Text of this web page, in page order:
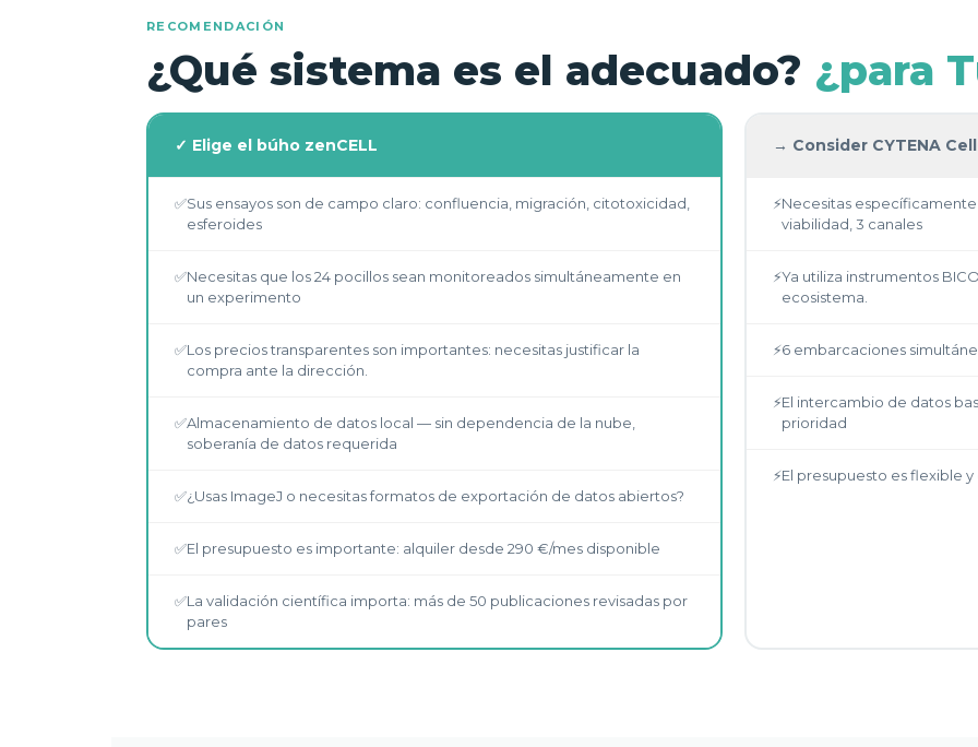
RECOMENDACIÓN
¿Qué sistema es el adecuado? ¿para
✓ Elige el búho zenCELL
✅Sus ensayos son de campo claro: confluencia, migración, citotoxicidad,
esferoides
✅Necesitas que los 24 pocillos sean monitoreados simultáneamente en
un experimento
✅Los precios transparentes son importantes: necesitas justificar la
compra ante la dirección.
✅Almacenamiento de datos local — sin dependencia de la nube,
soberanía de datos requerida
✅¿Usas ImageJ o necesitas formatos de exportación de datos abiertos?
✅El presupuesto es importante: alquiler desde 290 €/mes disponible
✅La validación científica importa: más de 50 publicaciones revisadas por
pares
→ Consider CYTENA
⚡Necesitas
viabilidad, 3 canales
⚡Ya utiliza instrumentos
ecosistema.
⚡6 embarcaciones
⚡El intercambio de datos
prioridad
⚡El presupuesto es flexible